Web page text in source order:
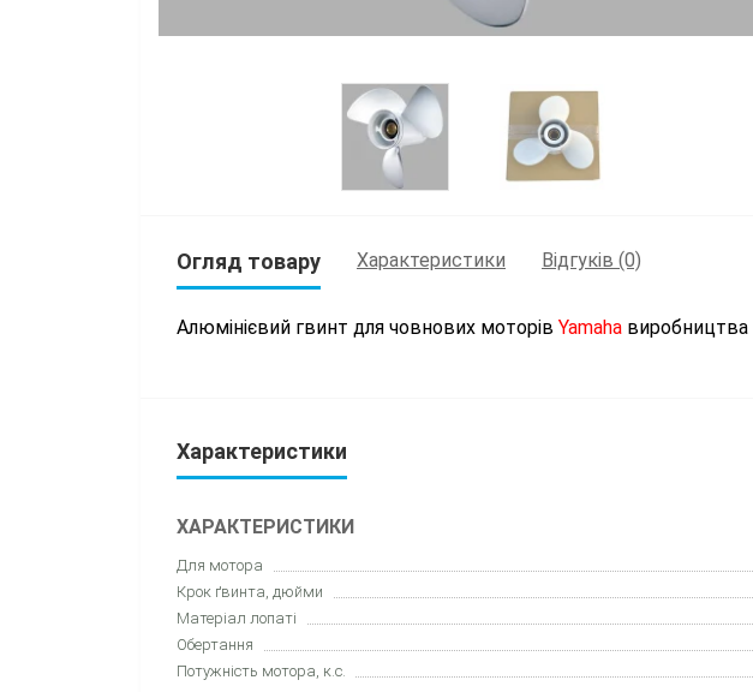
Огляд товару Характеристики Відгуків (0)
Алюмінієвий гвинт для човнових моторів Yamaha виробництва
Характеристики
ХАРАКТЕРИСТИКИ
Для мотора
Крок ґвинта, дюйми
Матеріал лопаті
Обертання
Потужність мотора, к.с.